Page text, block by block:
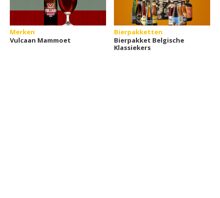
Merken
Vulcaan Mammoet
Bierpakketten
Bierpakket Belgische
Klassiekers